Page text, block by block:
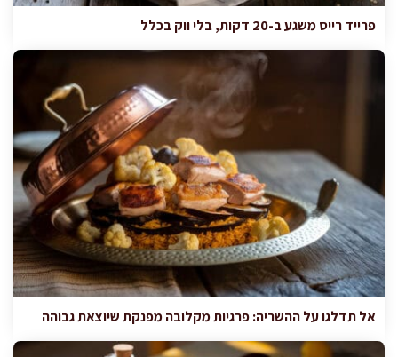
פרייד רייס משגע ב-20 דקות, בלי ווק בכלל
אל תדלגו על ההשריה: פרגיות מקלובה מפנקת שיוצאת גבוהה